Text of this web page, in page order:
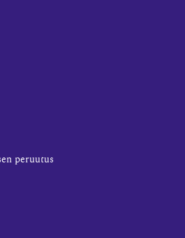
peruutus